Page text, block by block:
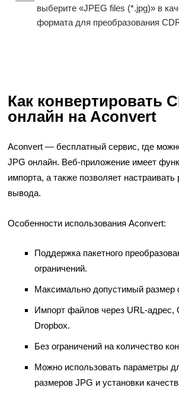
выберите «JPEG files (*.jpg)» в
формата для преобразования
Как конвертировать
онлайн на Aconvert
Aconvert — бесплатный сервис, где
JPG онлайн. Веб-приложение имеет
импорта, а также позволяет настраивать
вывода.
Особенности использования Aconvert:
Поддержка пакетного
ограничений.
Максимально допустимый
Импорт файлов через URL-адрес,
Dropbox.
Без ограничений на количество
Можно использовать параметры
размеров JPG и установки